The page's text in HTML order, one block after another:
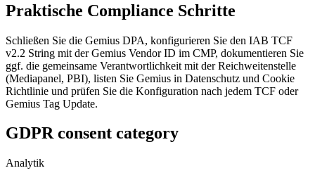
Praktische Compliance Schritte
Schließen Sie die Gemius DPA, konfigurieren Sie den IAB TCF
v2.2 String mit der Gemius Vendor ID im CMP, dokumentieren Sie
ggf. die gemeinsame Verantwortlichkeit mit der Reichweitenstelle
(Mediapanel, PBI), listen Sie Gemius in Datenschutz und Cookie
Richtlinie und prüfen Sie die Konfiguration nach jedem TCF oder
Gemius Tag Update.
GDPR consent category
Analytik